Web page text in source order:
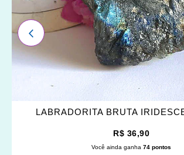
LABRADORITA BRUTA
R$ 36,90
Você ainda ganha 74 pontos
ANTERIOR